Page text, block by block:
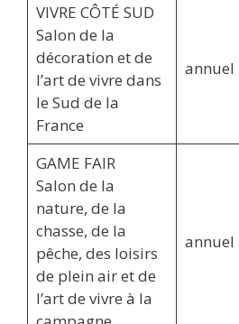
VIVRE CÔTÉ SUD
Salon de la
décoration et de
l’art de vivre dans
le Sud de la
France
annuel
GAME FAIR
Salon de la
nature, de la
chasse, de la
pêche, des loisirs
de plein air et de
l’art de vivre à la
annuel